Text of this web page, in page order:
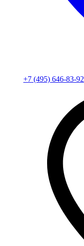
+7 (495) 646-83-92